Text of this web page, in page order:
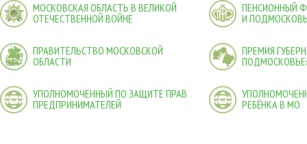
МОСКОВСКАЯ ОБЛАСТЬ В ВЕЛИКОЙ
ОТЕЧЕСТВЕННОЙ ВОЙНЕ
ПЕНСИОННЫЙ
И
ПРАВИТЕЛЬСТВО МОСКОВСКОЙ
ОБЛАСТИ
ПРЕМИЯ
УПОЛНОМОЧЕННЫЙ ПО ЗАЩИТЕ ПРАВ
ПРЕДПРИНИМАТЕЛЕЙ
РЕБЁНКА В МО